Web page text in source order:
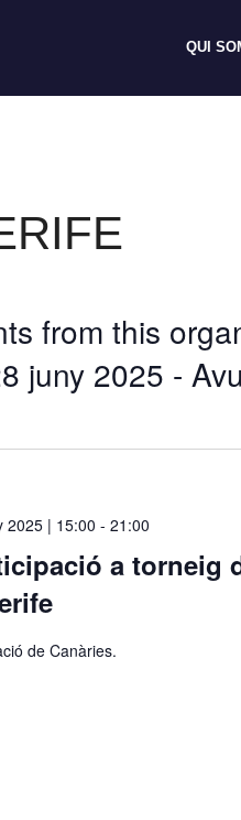
QUI
from this
juny 2025 -
a torneig
2025 | 15:00 -21:00
de Canàries.